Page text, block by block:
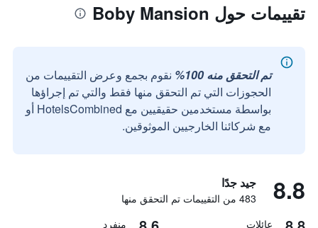
تقييمات حول Boby Mansion
تم التحقق منه 100%
نقوم بجمع وعرض التقييمات من
الحجوزات التي تم التحقق منها فقط والتي تم إجراؤها
بواسطة مستخدمين حقيقيين مع HotelsCombined أو
مع شركائنا الخارجيين الموثوقين.
8.8 جيد جدًا
483 من التقييمات تم التحقق منها
عائلات منفرد